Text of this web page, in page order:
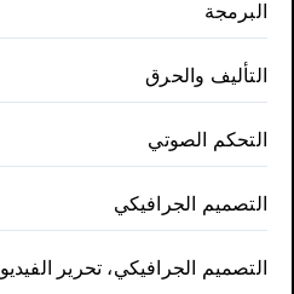
البرمجة
التأليف والحرق
التحكم الصوتي
التصميم الجرافيكي
التصميم الجرافيكي، تحرير الفيديو